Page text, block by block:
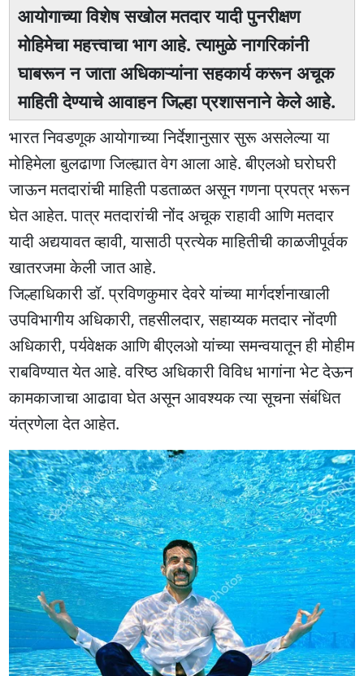
आयोगाच्या विशेष सखोल मतदार यादी पुनरीक्षण
मोहिमेचा महत्त्वाचा भाग आहे. त्यामुळे नागरिकांनी
घाबरून न जाता अधिकाऱ्यांना सहकार्य करून अचूक
माहिती देण्याचे आवाहन जिल्हा प्रशासनाने केले आहे.
भारत निवडणूक आयोगाच्या निर्देशानुसार सुरू असलेल्या या
मोहिमेला बुलढाणा जिल्ह्यात वेग आला आहे. बीएलओ घरोघरी
जाऊन मतदारांची माहिती पडताळत असून गणना प्रपत्र भरून
घेत आहेत. पात्र मतदारांची नोंद अचूक राहावी आणि मतदार
यादी अद्ययावत व्हावी, यासाठी प्रत्येक माहितीची काळजीपूर्वक
खातरजमा केली जात आहे.
जिल्हाधिकारी डॉ. प्रविणकुमार देवरे यांच्या मार्गदर्शनाखाली
उपविभागीय अधिकारी, तहसीलदार, सहाय्यक मतदार नोंदणी
अधिकारी, पर्यवेक्षक आणि बीएलओ यांच्या समन्वयातून ही मोहीम
राबविण्यात येत आहे. वरिष्ठ अधिकारी विविध भागांना भेट देऊन
कामकाजाचा आढावा घेत असून आवश्यक त्या सूचना संबंधित
यंत्रणेला देत आहेत.